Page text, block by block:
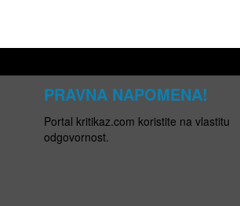
PRAVNA NAPOMENA!
Portal kritikaz.com koristite na vlastitu
odgovornost.